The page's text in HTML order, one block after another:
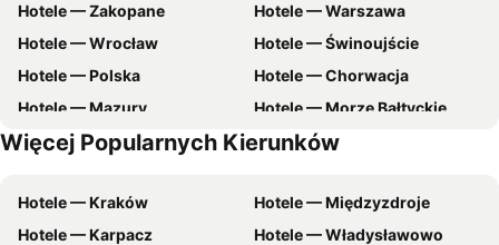
Hotele — Zakopane
Hotele — Warszawa
Hotele — Wrocław
Hotele — Świnoujście
Hotele — Polska
Hotele — Chorwacja
Hotele — Mazury
Hotele — Morze Bałtyckie
Hotele — Malta
Hotele — zachodniopomorskie
Więcej Popularnych Kierunków
Hotele — Kraków
Hotele — Międzyzdroje
Hotele — Karpacz
Hotele — Władysławowo